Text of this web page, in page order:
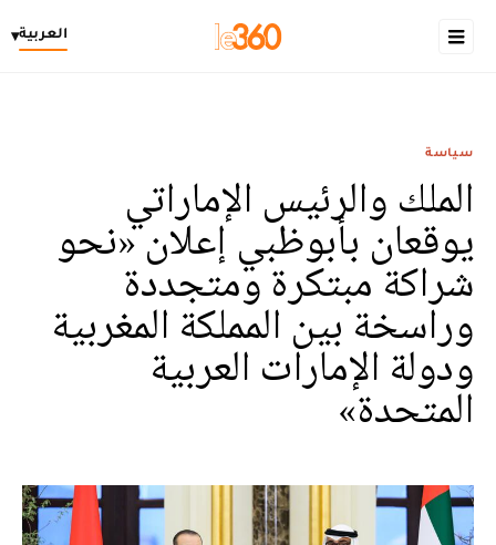
العربية▾
سياسة
الملك والرئيس الإماراتي
يوقعان بأبوظبي إعلان «نحو
شراكة مبتكرة ومتجددة
وراسخة بين المملكة المغربية
ودولة الإمارات العربية
المتحدة»